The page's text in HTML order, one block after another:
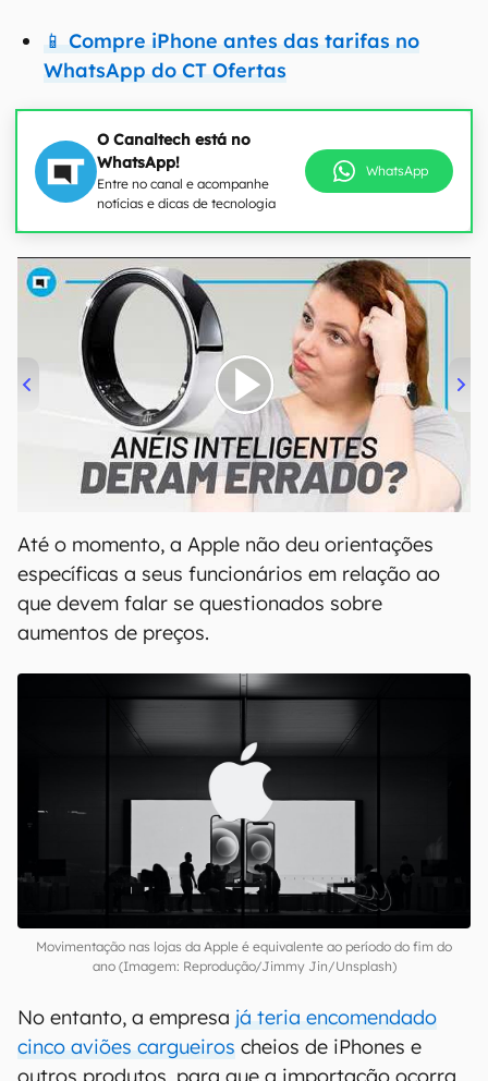
📱 Compre iPhone antes das tarifas no
WhatsApp do CT Ofertas
O Canaltech está no
WhatsApp!
Entre no canal e acompanhe
notícias e dicas de tecnologia
WhatsApp
00:00/21:11
Até o momento, a Apple não deu orientações
específicas a seus funcionários em relação ao
que devem falar se questionados sobre
aumentos de preços.
Movimentação nas lojas da Apple é equivalente ao período do fim do
ano (Imagem: Reprodução/Jimmy Jin/Unsplash)
No entanto, a empresa já teria encomendado
cinco aviões cargueiros cheios de iPhones e